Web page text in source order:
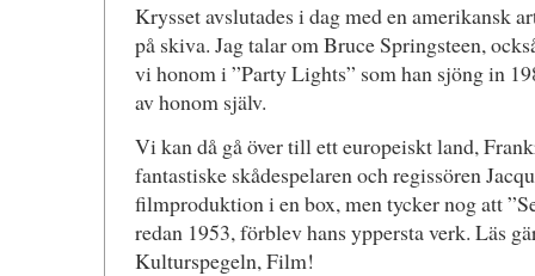
Krysset avslutades i dag med en amerikansk
på skiva. Jag talar om Bruce Springsteen,
vi honom i ”Party Lights” som han sjöng in
av honom själv.
Vi kan då gå över till ett europeiskt land,
fantastiske skådespelaren och regissören
filmproduktion i en box, men tycker nog att
redan 1953, förblev hans yppersta verk. Läs
Kulturspegeln, Film!